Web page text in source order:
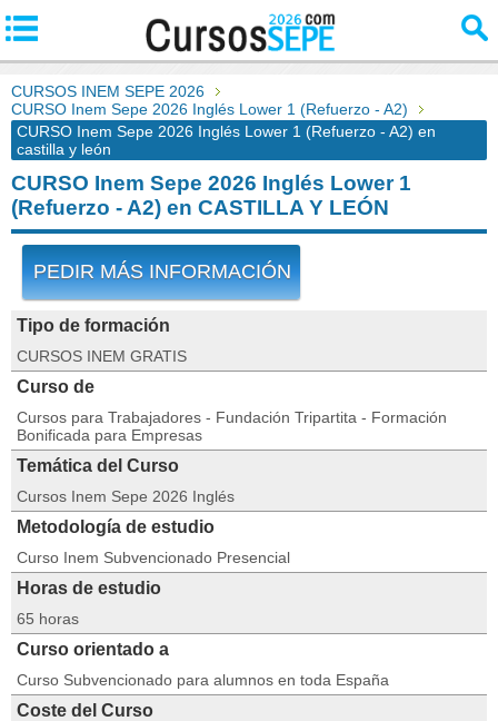
CURSOS INEM SEPE 2026
CURSO Inem Sepe 2026 Inglés Lower 1 (Refuerzo - A2)
CURSO Inem Sepe 2026 Inglés Lower 1 (Refuerzo - A2) en
castilla y león
CURSO Inem Sepe 2026 Inglés Lower 1
(Refuerzo - A2) en CASTILLA Y LEÓN
PEDIR MÁS INFORMACIÓN
Tipo de formación
CURSOS INEM GRATIS
Curso de
Cursos para Trabajadores - Fundación Tripartita - Formación
Bonificada para Empresas
Temática del Curso
Cursos Inem Sepe 2026 Inglés
Metodología de estudio
Curso Inem Subvencionado Presencial
Horas de estudio
65 horas
Curso orientado a
Curso Subvencionado para alumnos en toda España
Coste del Curso